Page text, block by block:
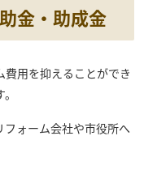
金・助成金
用を抑えることができ
ォーム会社や市役所へ